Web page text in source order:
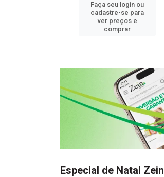
Faça seu login ou
cadastre-se para
ver preços e
comprar
Especial de Natal Zein